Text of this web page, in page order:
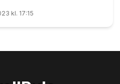
på etter å ha tilbragt
værgudene var usikre
kl. 17:15